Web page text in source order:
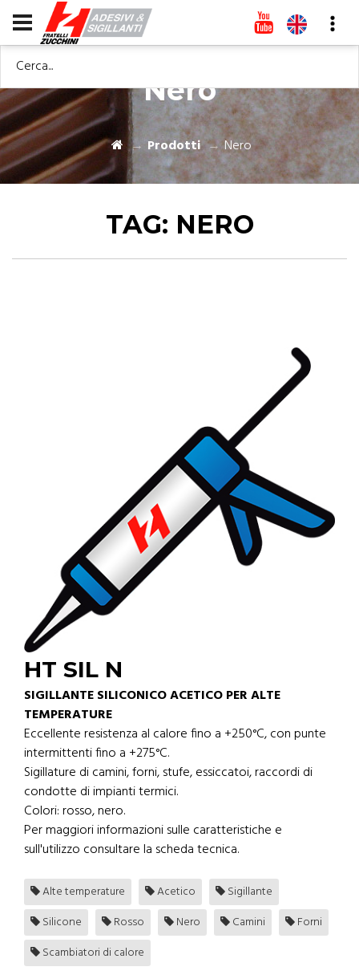
Cerca...
Nero
Prodotti Nero
TAG: NERO
HT SIL N
SIGILLANTE SILICONICO ACETICO PER ALTE
TEMPERATURE
Eccellente resistenza al calore fino a +250°C, con punte
intermittenti fino a +275°C.
Sigillature di camini, forni, stufe, essiccatoi, raccordi di
condotte di impianti termici.
Colori: rosso, nero.
Per maggiori informazioni sulle caratteristiche e
sull'utilizzo consultare la scheda tecnica.
Alte temperature Acetico
Sigillante
Silicone
Rosso Nero Camini
Forni
Scambiatori di calore